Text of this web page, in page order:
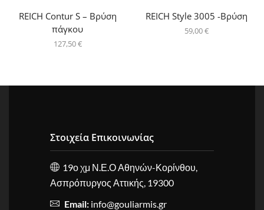
REICH Contur S – Βρύση
πάγκου
127,50€
REICH Style 3005 -Βρύση
59,00€
Στοιχεία Επικοινωνίας
19ο χμ Ν.Ε.Ο Αθηνών-Κορίνθου,
Ασπρόπυργος Αττικής, 19300
Email: info@gouliarmis.gr